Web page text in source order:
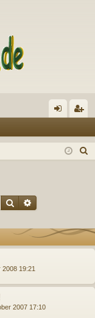
m ist
Suche
19:21
2007 17:10